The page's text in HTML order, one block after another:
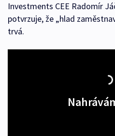
Investments CEE Radomír
potvrzuje, že „hlad
trvá.